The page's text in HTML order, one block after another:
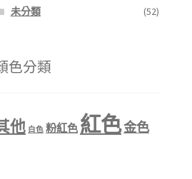
未分類
(52)
色分類
他 白色 粉紅色 紅色金色